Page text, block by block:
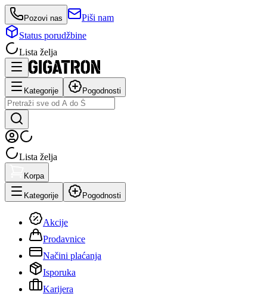
Pozovi nas
Piši nam
Status porudžbine
Lista želja
Kategorije Pogodnosti
Lista želja
Korpa
Kategorije Pogodnosti
Akcije
Prodavnice
Načini plaćanja
Isporuka
Karijera